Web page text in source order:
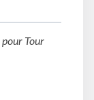
pour Tour